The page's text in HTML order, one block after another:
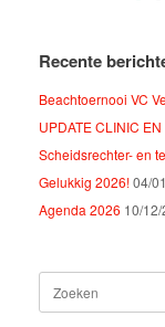
Recente
Beachtoernooi VC
UPDATE CLINIC
Scheidsrechter- en
Gelukkig 2026!04/
Agenda 2026 10/
naar: